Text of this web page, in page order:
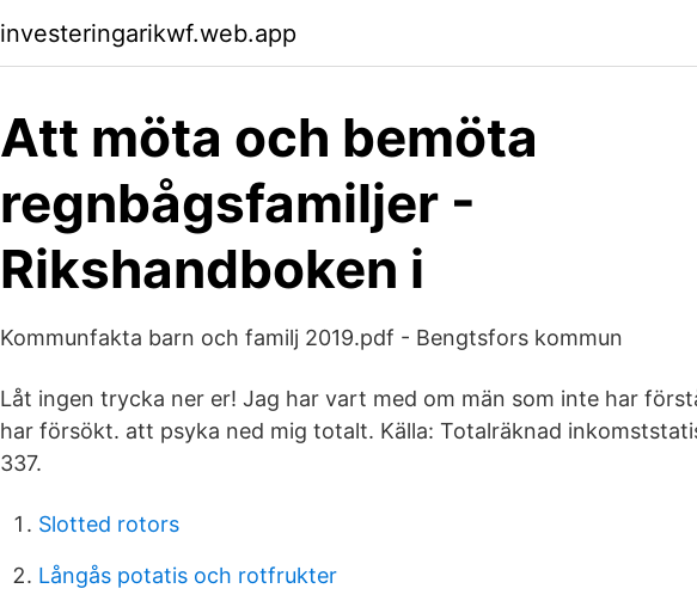
investeringarikwf.web.app
Att möta och bemöta
regnbågsfamiljer -
Rikshandboken i
Kommunfakta barn och familj 2019.pdf - Bengtsfors kommun
Låt ingen trycka ner er! Jag har vart med om män som inte har
har försökt. att psyka ned mig totalt. Källa: Totalräknad
337.
Slotted rotors
Långås potatis och rotfrukter